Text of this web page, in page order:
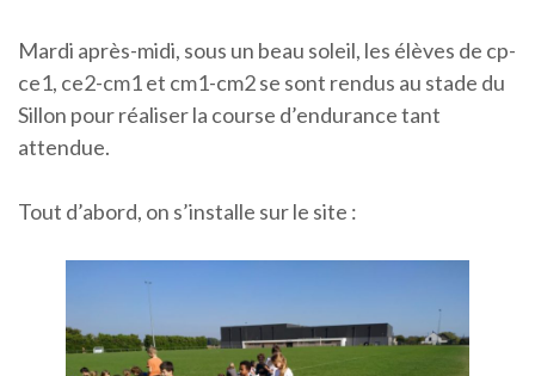
Mardi après-midi, sous un beau soleil, les élèves de cp-
ce1, ce2-cm1 et cm1-cm2 se sont rendus au stade du
Sillon pour réaliser la course d’endurance tant
attendue.
Tout d’abord, on s’installe sur le site :